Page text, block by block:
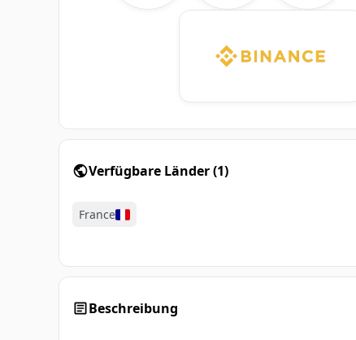
Verfügbare Länder(1)
France
Beschreibung